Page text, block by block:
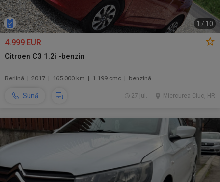
1 / 10
4.999 EUR
Citroen C3 1.2i -benzin
Berlină | 2017 | 165.000 km | 1.199 cmc | benzină
Sună Miercurea Ciuc, HR
27 jul.